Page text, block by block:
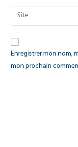
Enregistrer mon nom,
mon prochain